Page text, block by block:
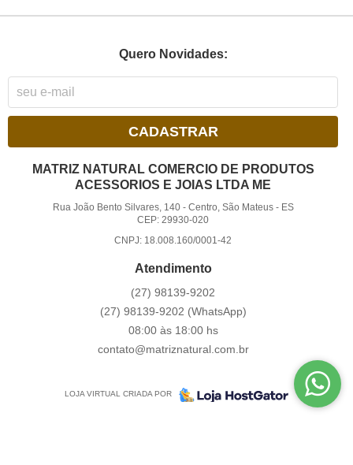
Quero Novidades:
CADASTRAR
MATRIZ NATURAL COMERCIO DE PRODUTOS
ACESSORIOS E JOIAS LTDA ME
Rua João Bento Silvares, 140- Centro, São Mateus- ES
CEP: 29930-020
CNPJ: 18.008.160/0001-42
Atendimento
(27) 98139-9202
(27) 98139-9202 (WhatsApp)
08:00 às 18:00 hs
contato@matriznatural.com.br
LOJA VIRTUAL CRIADA POR